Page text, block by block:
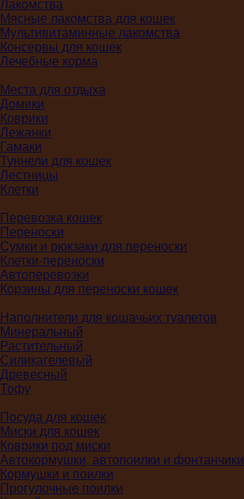
Лакомства
Мясные лакомства для кошек
Мультивитаминные лакомства
Консервы для кошек
Лечебные корма
Места для отдыха
Домики
Коврики
Лежанки
Гамаки
Туннели для кошек
Лестницы
Клетки
Перевозка кошек
Переноски
Сумки и рюкзаки для переноски
Клетки-переноски
Автоперевозки
Корзины для переноски кошек
Наполнители для кошачьих туалетов
Минеральный
Растительный
Силикагелевый
Древесный
Тофу
Посуда для кошек
Миски для кошек
Коврики под миски
Автокормушки, автопоилки и фонтанчики
Кормушки и поилки
Прогулочные поилки